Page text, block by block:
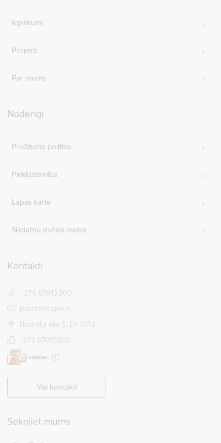
Iepirkumi
Projekti
Par mums
Noderīgi
Privātuma politika
Piekļūstamība
Lapas karte
Sīkdatņu izvēles maiņa
Kontakti
+371 67913300
E-pasts:
pasts@rs.gov.lv
Rūdolfa iela 5, LV 1012
+371 67075600
Visi kontakti
Sekojiet mums